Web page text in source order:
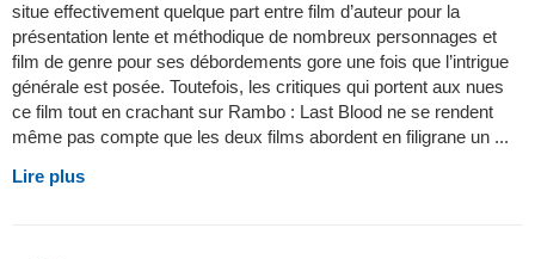
situe effectivement quelque part entre film d’auteur pour la
présentation lente et méthodique de nombreux personnages et
film de genre pour ses débordements gore une fois que l’intrigue
générale est posée. Toutefois, les critiques qui portent aux nues
ce film tout en crachant sur Rambo : Last Blood ne se rendent
même pas compte que les deux films abordent en filigrane un ...
Lire plus